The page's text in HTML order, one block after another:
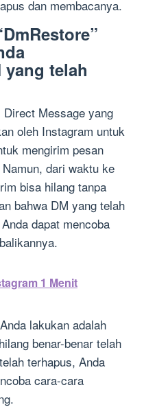
dan membacanya.
yang telah
Message yang
oleh Instagram untuk
mengirim pesan
dari waktu ke
bisa hilang tanpa
bahwa DM yang telah
dapat mencoba
1 Menit
lakukan adalah
benar-benar telah
terhapus, Anda
cara-cara